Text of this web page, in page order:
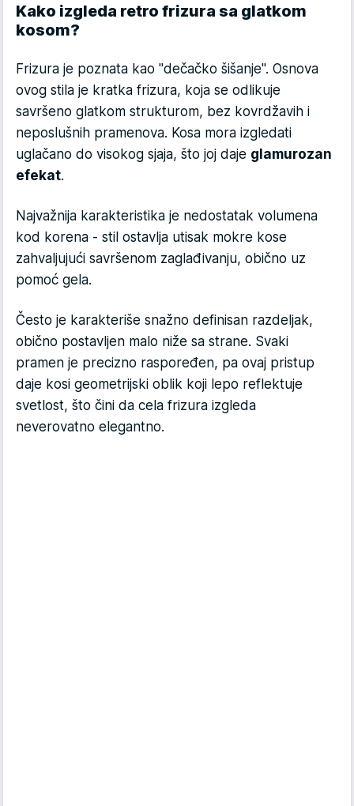
Kako izgleda retro frizura sa glatkom
kosom?
Frizura je poznata kao "dečačko šišanje". Osnova
ovog stila je kratka frizura, koja se odlikuje
savršeno glatkom strukturom, bez kovrdžavih i
neposlušnih pramenova. Kosa mora izgledati
uglačano do visokog sjaja, što joj daje glamurozan
efekat.
Najvažnija karakteristika je nedostatak volumena
kod korena - stil ostavlja utisak mokre kose
zahvaljujući savršenom zaglađivanju, obično uz
pomoć gela.
Često je karakteriše snažno definisan razdeljak,
obično postavljen malo niže sa strane. Svaki
pramen je precizno raspoređen, pa ovaj pristup
daje kosi geometrijski oblik koji lepo reflektuje
svetlost, što čini da cela frizura izgleda
neverovatno elegantno.